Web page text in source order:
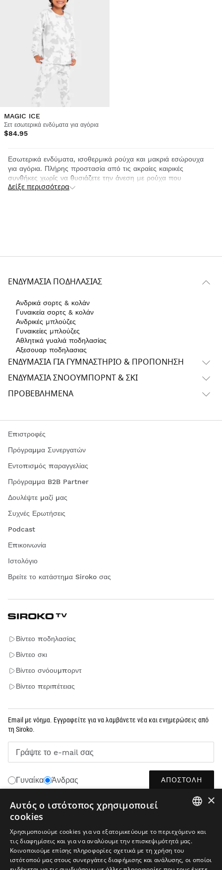
MAGIC ICE
Σετ εσωτερικά ενδύματα για αγόρια
$84.95
Εσωτερικά ενδύματα, ισοθερμικά ρούχα και μακριά εσώρουχα
για αγόρια. Πλήρης προστασία από τις ακραίες καιρικές
συνθήκες χωρίς να θυσιάζετε την άνεση με ρούχα που
αναπνέουν. Ταχεία παράδοση.
Δείξε περισσότερα
ΕΝΔΥΜΑΣΊΑ ΠΟΔΗΛΑΣΊΑΣ
Ανδρικά σορτς & κολάν
Γυναικεία σορτς & κολάν
Ανδρικές μπλούζες
Γυναικείες μπλούζες
Αθλητικά γυαλιά ποδηλασίας
Αξεσουαρ ποδηλασιας
ΕΝΔΥΜΑΣΊΑ ΓΙΑ ΓΥΜΝΑΣΤΉΡΙΟ & ΠΡΟΠΌΝΗΣΗ
ΕΝΔΥΜΑΣΊΑ ΣΝΌΟΥΜΠΟΡΝΤ & ΣΚΙ
ΠΡΟΒΕΒΛΗΜΈΝΑ
Επιστροφές
Πρόγραμμα Συνεργατών
Εντοπισμός παραγγελίας
Πρόγραμμα B2B Partner
Δουλέψτε μαζί μας
Συχνές Ερωτήσεις
Podcast
Επικοινωνία
Ιστολόγιο
Βρείτε το κατάστημα Siroko σας
Βίντεο ποδηλασίας
Βίντεο σκι
Βίντεο σνόουμπορντ
Βίντεο περιπέτειας
Email με νόημα. Εγγραφείτε για να λαμβάνετε νέα και ενημερώσεις από
τη Siroko.
Γράψτε το e-mail σας
Γυναίκα Άνδρας ΑΠΟΣΤΟΛΉ
ΕΛΛΗΝΙΚΆ
ENGLISH
GREEK
×
Αυτός ο ιστότοπος χρησιμοποιεί
cookies
Χρησιμοποιούμε cookies για να εξατομικεύουμε το περιεχόμενο και
τις διαφημίσεις και για να αναλύουμε την επισκεψιμότητά μας.
Κοινοποιούμε επίσης πληροφορίες σχετικά με τη χρήση του
ιστότοπού μας στους συνεργάτες διαφήμισης και ανάλυσης, οι οποίοι